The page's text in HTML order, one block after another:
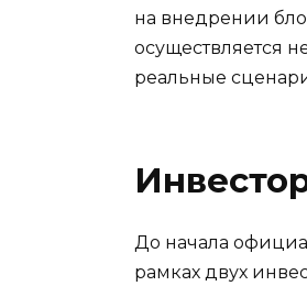
на внедрении
осуществляется
реальные
До начала
рамках двух